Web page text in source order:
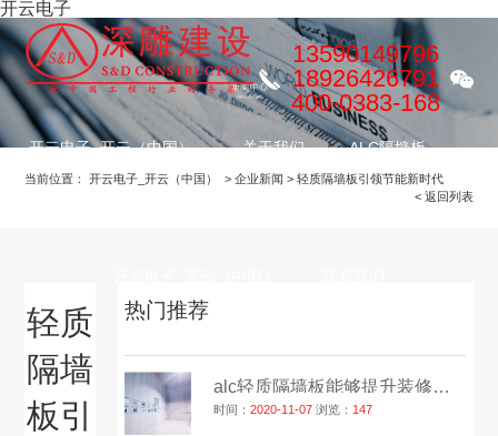
开云电子
13590149796
18926426791
400-0383-168
开云电子_开云（中国） 关于我们 ALC隔墙板
当前位置： 开云电子_开云（中国） >企业新闻 >轻质隔墙板引领节能新时代
< 返回列表
轻质
隔墙
板引
热门推荐
alc轻质隔墙板能够提升装修效率吗？
时间：2020-11-07 浏览： 147